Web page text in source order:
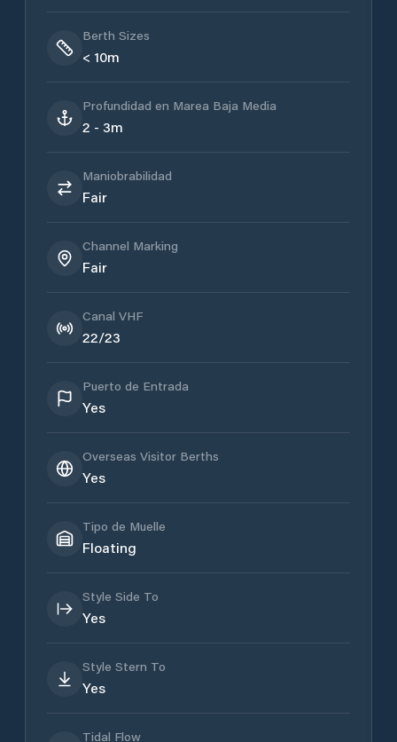
Berth Sizes
< 10m
Profundidad en Marea Baja Media
2 - 3m
Maniobrabilidad
Fair
Channel Marking
Fair
Canal VHF
22/23
Puerto de Entrada
Yes
Overseas Visitor Berths
Yes
Tipo de Muelle
Floating
Style Side To
Yes
Style Stern To
Yes
Tidal Flow